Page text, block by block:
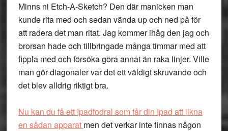
Minns ni Etch-A-Sketch? Den där manicken man
kunde rita med och sedan vända up och ned på för
att radera det man ritat. Jag kommer ihåg den jag och
brorsan hade och tillbringade många timmar med att
fippla med och försöka göra annat än raka linjer. Ville
man gör diagonaler var det ett väldigt skruvande och
det blev alldrig riktigt bra.
Nu kan du få ett Ipadfodral som får din Ipad att likna
en sådan apparat men det verkar inte finnas någon